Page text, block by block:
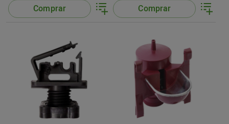
Comprar Comprar